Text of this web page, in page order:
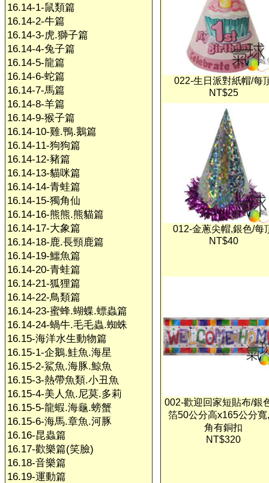
16.14-1-鼠類篇
16.14-2-牛篇
16.14-3-虎.獅子篇
16.14-4-兔子篇
16.14-5-龍篇
16.14-6-蛇篇
16.14-7-馬篇
16.14-8-羊篇
16.14-9-猴子篇
16.14-10-雞.鴨.鵝篇
16.14-11-狗狗篇
16.14-12-豬篇
16.14-13-貓咪篇
16.14-14-青蛙篇
16.14-15-獨角仙
16.14-16-熊熊.熊貓篇
16.14-17-大象篇
16.14-18-鹿.長頸鹿篇
16.14-19-鱷魚篇
16.14-20-青蛙篇
16.14-21-狐狸篇
16.14-22-鳥類篇
16.14-23-蜜蜂.蝴蝶.螵蟲篇
16.14-24-蝸牛.毛毛蟲.蜘蛛
16.15-海洋水生動物篇
16.15-1-企鵝.鮭魚.海星
16.15-2-鯊魚.海豚.鯨魚
16.15-3-熱帶魚類.小丑魚
16.15-4-美人魚.尼莫.多莉
16.15-5-龍蝦.海龜.螃蟹
16.15-6-海馬.章魚.河豚
16.16-昆蟲篇
16.17-歡樂篇(笑臉)
16.18-音樂篇
16.19-運動篇
022-生日派對紙帽/每
NT$25
012-金蔥尖帽,銀色/每
NT$40
002-歡迎回家短貼布/銀
箔50公分高x165公分寬
角有銅扣
NT$320